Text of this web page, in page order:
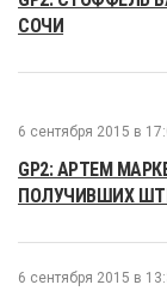
СОЧИ
6 сентября 2015 в
GP2: АРТЕМ
ПОЛУЧИВШИХ
6 сентября 2015 в